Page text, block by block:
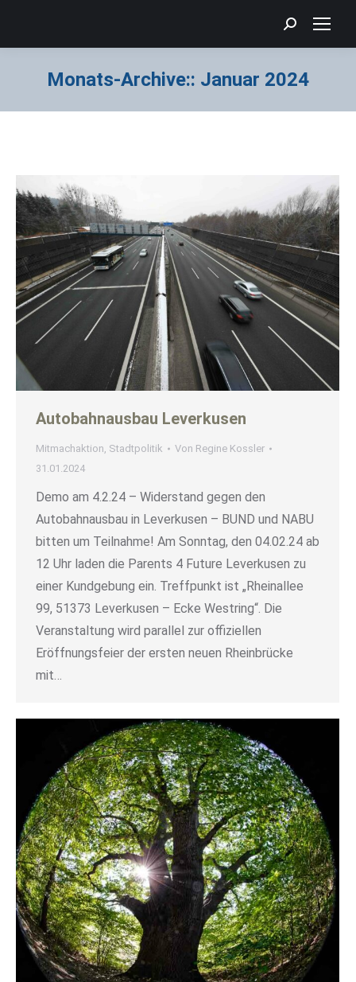
Search:
Monats-Archive:: Januar 2024
Autobahnausbau Leverkusen
Mitmachaktion, Stadtpolitik Von Regine Kossler
31.01.2024
Demo am 4.2.24 – Widerstand gegen den
Autobahnausbau in Leverkusen – BUND und NABU
bitten um Teilnahme! Am Sonntag, den 04.02.24 ab
12 Uhr laden die Parents 4 Future Leverkusen zu
einer Kundgebung ein. Treffpunkt ist „Rheinallee
99, 51373 Leverkusen – Ecke Westring“. Die
Veranstaltung wird parallel zur offiziellen
Eröffnungsfeier der ersten neuen Rheinbrücke
mit…